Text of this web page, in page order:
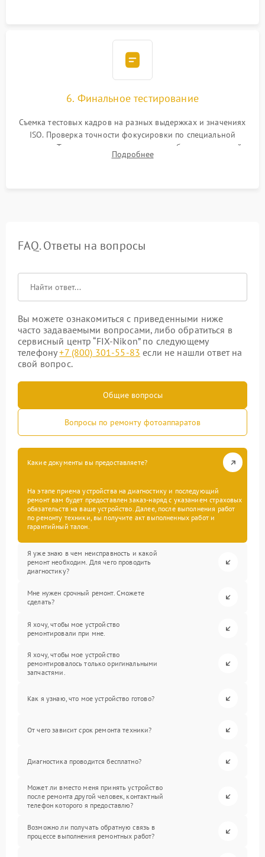
6. Финальное тестирование
Съемка тестовых кадров на разных выдержках и значениях
ISO. Проверка точности фокусировки по специальной
мишени. Тест записи на карту памяти, работы встроенной
вспышки, микрофона и всех кнопок управления.
Подробнее
FAQ. Ответы на вопросы
Вы можете ознакомиться с приведенными ниже
часто задаваемыми вопросами, либо обратиться в
сервисный центр “FIX-Nikon” по следующему
телефону+7 (800) 301-55-83 если не нашли ответ на
свой вопрос.
Общие вопросы
Вопросы по ремонту фотоаппаратов
Какие документы вы предоставляете?
На этапе приема устройства на диагностику и последующий
ремонт вам будет предоставлен заказ-наряд с указанием страховых
обязательств на ваше устройство. Далее, после выполнения работ
по ремонту техники, вы получите акт выполненных работ и
гарантийный талон.
Я уже знаю в чем неисправность и какой
ремонт необходим. Для чего проводить
диагностику?
Мне нужен срочный ремонт. Сможете
сделать?
Я хочу, чтобы мое устройство
ремонтировали при мне.
Я хочу, чтобы мое устройство
ремонтировалось только оригинальными
запчастями.
Как я узнаю, что мое устройство готово?
От чего зависит срок ремонта техники?
Диагностика проводится бесплатно?
Может ли вместо меня принять устройство
после ремонта другой человек, контактный
телефон которого я предоставлю?
Возможно ли получать обратную связь в
процессе выполнения ремонтных работ?